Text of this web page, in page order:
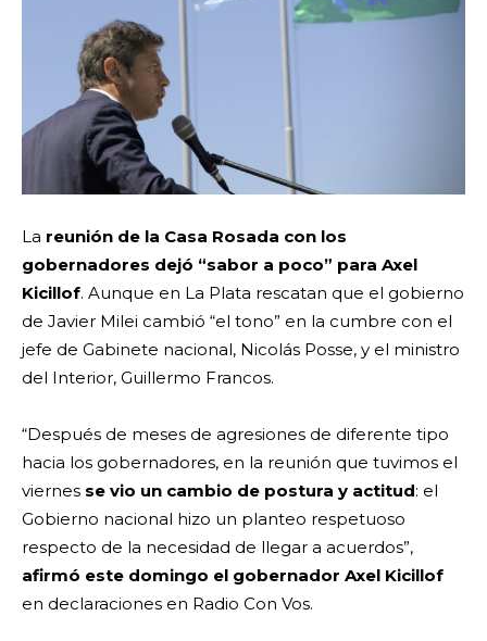
La reunión de la Casa Rosada con los
gobernadores dejó “sabor a poco” para Axel
Kicillof. Aunque en La Plata rescatan que el gobierno
de Javier Milei cambió “el tono” en la cumbre con el
jefe de Gabinete nacional, Nicolás Posse, y el ministro
del Interior, Guillermo Francos.
“Después de meses de agresiones de diferente tipo
hacia los gobernadores, en la reunión que tuvimos el
viernes se vio un cambio de postura y actitud: el
Gobierno nacional hizo un planteo respetuoso
respecto de la necesidad de llegar a acuerdos”,
afirmó este domingo el gobernador Axel Kicillof
en declaraciones en Radio Con Vos.